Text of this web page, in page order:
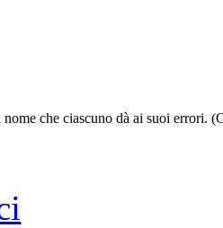
che ciascuno dà ai suoi errori.